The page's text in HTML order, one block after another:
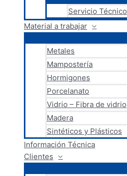
Servicio Técnico
Material a trabajar
Metales
Mampostería
Hormigones
Porcelanato
Vidrio – Fibra de vidrio
Madera
Sintéticos y Plásticos
Información Técnica
Clientes